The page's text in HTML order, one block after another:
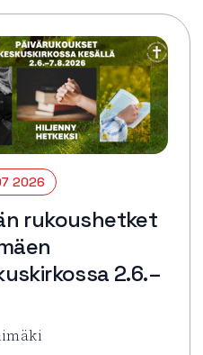
2026
rukoushetket
2.6.–